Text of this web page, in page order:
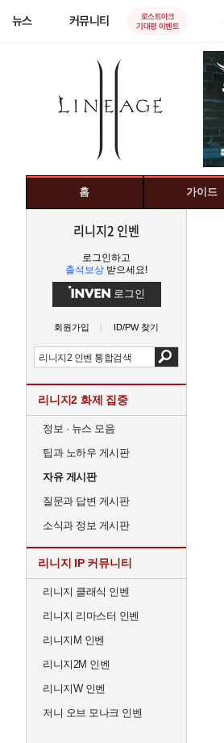
뉴스 커뮤니티
로스트아크
기대평 이벤트
홈 가이드
리니지2 인벤
로그인하고
출석보상 받으세요!
로그인
회원가입 ID/PW 찾기
리니지2 화제 집중
정보 · 뉴스 모음
팁과 노하우 게시판
자유 게시판
질문과 답변 게시판
소식과 정보 게시판
리니지 IP 커뮤니티
리니지 클래식 인벤
리니지 리마스터 인벤
리니지M 인벤
리니지2M 인벤
리니지W 인벤
저니 오브 모나크 인벤